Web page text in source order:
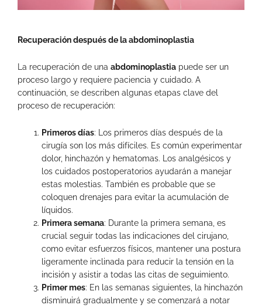
Recuperación después de la abdominoplastia
La recuperación de una abdominoplastia puede ser un
proceso largo y requiere paciencia y cuidado. A
continuación, se describen algunas etapas clave del
proceso de recuperación:
Primeros días: Los primeros días después de la
cirugía son los más difíciles. Es común experimentar
dolor, hinchazón y hematomas. Los analgésicos y
los cuidados postoperatorios ayudarán a manejar
estas molestias. También es probable que se
coloquen drenajes para evitar la acumulación de
líquidos.
Primera semana: Durante la primera semana, es
crucial seguir todas las indicaciones del cirujano,
como evitar esfuerzos físicos, mantener una postura
ligeramente inclinada para reducir la tensión en la
incisión y asistir a todas las citas de seguimiento.
Primer mes: En las semanas siguientes, la hinchazón
disminuirá gradualmente y se comenzará a notar